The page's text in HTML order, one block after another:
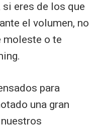
eres de los que
el volumen, no
moleste o te
para
una gran